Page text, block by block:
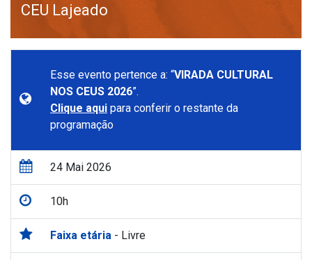
CEU Lajeado
Esse evento pertence a: “VIRADA CULTURAL
NOS CEUS 2026”.
Clique aqui para conferir o restante da
programação
24 Mai 2026
10h
Faixa etária - Livre